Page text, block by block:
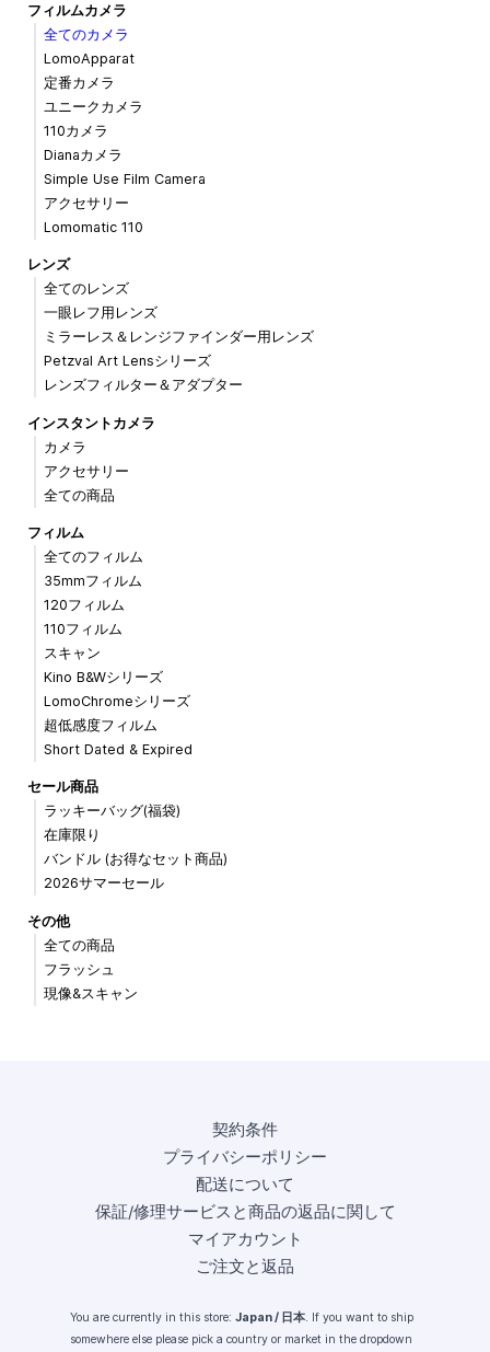
フィルムカメラ
全てのカメラ
LomoApparat
定番カメラ
ユニークカメラ
110カメラ
Dianaカメラ
Simple Use Film Camera
アクセサリー
Lomomatic 110
レンズ
全てのレンズ
一眼レフ用レンズ
ミラーレス＆レンジファインダー用レンズ
Petzval Art Lensシリーズ
レンズフィルター＆アダプター
インスタントカメラ
カメラ
アクセサリー
全ての商品
フィルム
全てのフィルム
35mmフィルム
120フィルム
110フィルム
スキャン
Kino B&Wシリーズ
LomoChromeシリーズ
超低感度フィルム
Short Dated & Expired
セール商品
ラッキーバッグ(福袋)
在庫限り
バンドル (お得なセット商品)
2026サマーセール
その他
全ての商品
フラッシュ
現像&スキャン
契約条件
プライバシーポリシー
配送について
保証/修理サービスと商品の返品に関して
マイアカウント
ご注文と返品
You are currently in this store: Japan / 日本. If you want to ship
somewhere else please pick a country or market in the dropdown